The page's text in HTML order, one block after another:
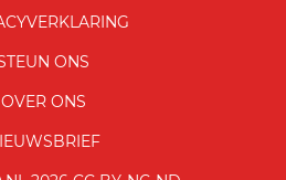
ONS
OVER ONS